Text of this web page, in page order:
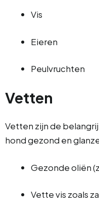
Vis
Eieren
Peulvruchten
Vetten
Vetten zijn de
hond gezond en
Gezonde oliën
Vette vis zoals